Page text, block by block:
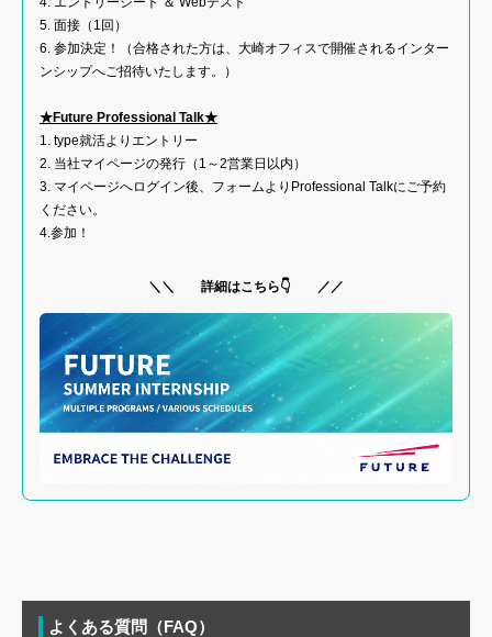
5. 面接（1回）
6. 参加決定！（合格された方は、大崎オフィスで開催されるインター
ンシップへご招待いたします。）
★Future Professional Talk★
1. type就活よりエントリー
2. 当社マイページの発行（1～2営業日以内）
3. マイページへログイン後、フォームよりProfessional Talkにご予約
ください。
4.参加！
＼＼ 詳細はこちら👇 ／／
よくある質問（FAQ）